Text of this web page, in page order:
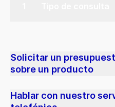
Solicitar un
sobre un producto
Hablar con nuestro